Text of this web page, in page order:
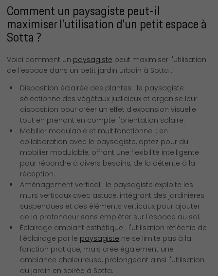
Comment un paysagiste peut-il
maximiser l'utilisation d’un petit espace à
Sotta ?
Voici comment un paysagiste peut maximiser l'utilisation
de l'espace dans un petit jardin urbain à Sotta :
Disposition éclairée des plantes : le paysagiste
sélectionne des végétaux judicieux et organise leur
disposition pour créer un effet d'expansion visuelle
tout en prenant en compte l'orientation solaire.
Mobilier modulable et multifonctionnel : en
collaboration avec le paysagiste, optez pour du
mobilier modulable, offrant une flexibilité intelligente
pour répondre à divers besoins, de la détente à la
réception.
Aménagement vertical : le paysagiste exploite les
murs verticaux avec astuce, intégrant des jardinières
suspendues et des éléments verticaux pour ajouter
de la profondeur sans empiéter sur l'espace au sol.
Éclairage ambiant esthétique : l'utilisation réfléchie de
l'éclairage par le paysagiste ne se limite pas à la
fonction pratique, mais crée également une
ambiance chaleureuse, prolongeant ainsi l'utilisation
du jardin en soirée à Sotta.